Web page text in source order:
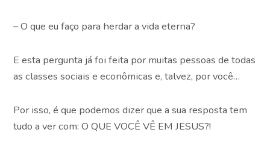
– O que eu faço para herdar a vida eterna?
E esta pergunta já foi feita por muitas pessoas de todas
as classes sociais e econômicas e, talvez, por você…
Por isso, é que podemos dizer que a sua resposta tem
tudo a ver com: O QUE VOCÊ VÊ EM JESUS?!